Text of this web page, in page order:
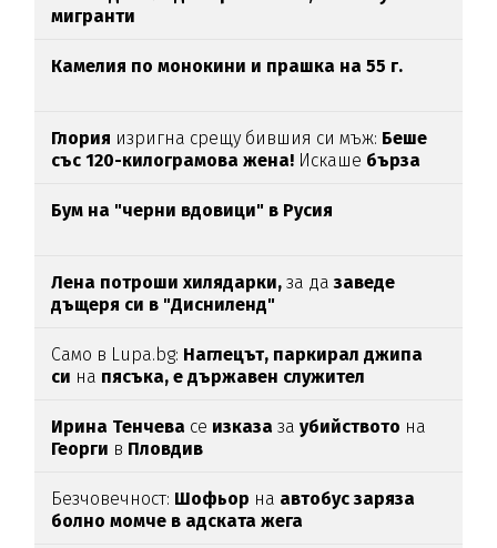
мигранти
Камелия по монокини и прашка на 55 г.
Глория изригна срещу бившия си мъж: Беше
със 120-килограмова жена! Искаше бърза
Бум на "черни вдовици" в Русия
Лена потроши хилядарки,за да заведе
дъщеря си в "Дисниленд"
Само в Lupa.bg: Наглецът, паркирал джипа
си на пясъка, е държавен служител
Ирина Тенчева се изказазаубийството на
Георги в Пловдив
Безчовечност: Шофьор на автобус заряза
болно момче в адската жега